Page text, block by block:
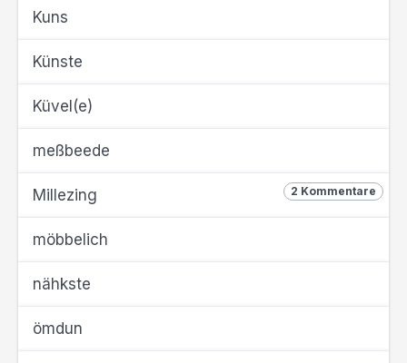
Kuns
Künste
Küvel(e)
meßbeede
2 Kommentare
Millezing
möbbelich
nähkste
ömdun